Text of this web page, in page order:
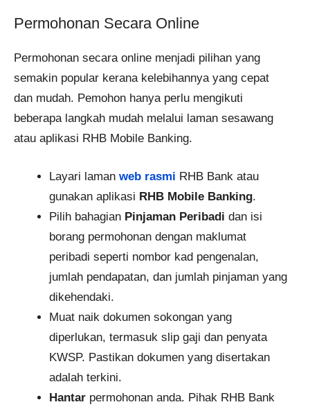
Permohonan Secara Online
Permohonan secara online menjadi pilihan yang
semakin popular kerana kelebihannya yang cepat
dan mudah. Pemohon hanya perlu mengikuti
beberapa langkah mudah melalui laman sesawang
atau aplikasi RHB Mobile Banking.
Layari laman web rasmi RHB Bank atau
gunakan aplikasi RHB Mobile Banking.
Pilih bahagian Pinjaman Peribadi dan isi
borang permohonan dengan maklumat
peribadi seperti nombor kad pengenalan,
jumlah pendapatan, dan jumlah pinjaman yang
dikehendaki.
Muat naik dokumen sokongan yang
diperlukan, termasuk slip gaji dan penyata
KWSP. Pastikan dokumen yang disertakan
adalah terkini.
Hantar permohonan anda. Pihak RHB Bank